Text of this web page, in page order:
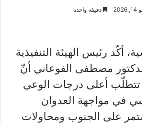
دقيقة واحدة
أكّد رئيس الهيئة التنفيذية
مصطفى الفوعاني أنّ
تتطلّب أعلى درجات الوعي
في مواجهة العدوان
على الجنوب ومحاولات